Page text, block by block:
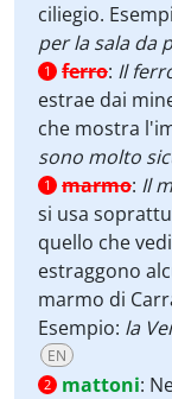
ciliegio.
per la sala da
1 ferro: Il
estrae dai
che mostra
sono molto
1 marmo: Il
si usa
quello che
estraggono
marmo di
Esempio: la
EN
2 mattoni: